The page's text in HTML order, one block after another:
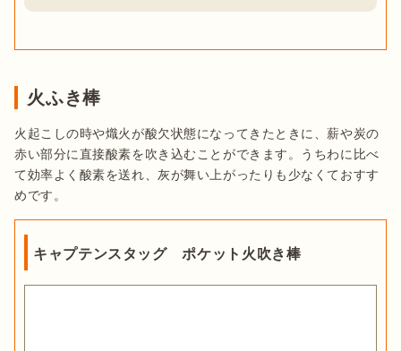
火ふき棒
火起こしの時や熾火が酸欠状態になってきたときに、薪や炭の
赤い部分に直接酸素を吹き込むことができます。うちわに比べ
て効率よく酸素を送れ、灰が舞い上がったりも少なくておすす
キャプテンスタッグ ポケット火吹き棒